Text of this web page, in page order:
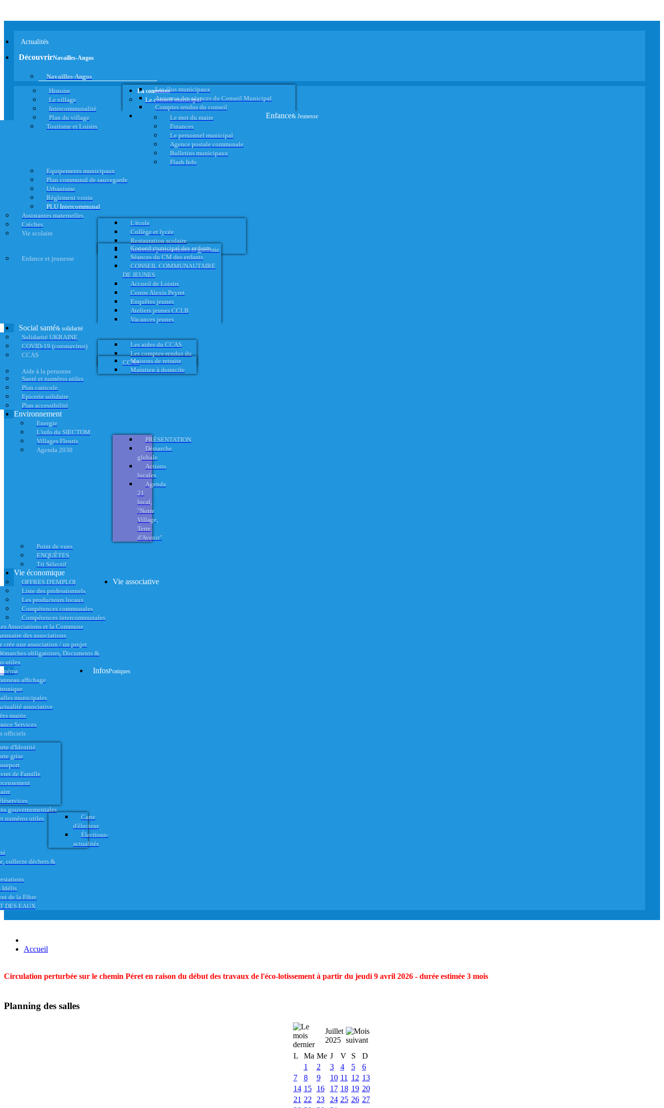
Actualités
DécouvrirNavailles-Angos
Navailles-Angos
Histoire
Le village
Intercommunalité
Plan du village
Tourisme et Loisirs
La commune
Le conseil municipal
Les élus municipaux
Annonce des séances du Conseil Municipal
Comptes rendus du conseil
Le mot du maire
Finances
Le personnel municipal
Agence postale communale
Bulletins municipaux
Flash Info
Equipements municipaux
Plan communal de sauvegarde
Urbanisme
Règlement voirie
PLU Intercommunal
Enfance& Jeunesse
Assistantes maternelles
Crèches
Vie scolaire
L'école
Collège et lycée
Restauration scolaire
Activités périscolaires et garderie
Enfance et jeunesse
Conseil municipal des enfants
Séances du CM des enfants
CONSEIL COMMUNAUTAIRE
DE JEUNES
Accueil de Loisirs
Centre Alexis Peyret
Enquêtes jeunes
Ateliers jeunes CCLB
Vacances jeunes
Social santé& solidarité
Solidarité UKRAINE
COVID-19 (coronavirus)
CCAS
Les aides du CCAS
Les comptes-rendus du
CCAS
Aide à la personne
Maisons de retraite
Maintien à domicile
Santé et numéros utiles
Plan canicule
Epicerie solidaire
Plan accessibilité
Environnement
Energie
L'info du SIECTOM
Villages Fleuris
Agenda 2030
PRÉSENTATION
Démarche
globale
Actions
locales
Agenda
21
local,
"Notre
Village,
Terre
d'Avenir"
Point de vues
ENQUÊTES
Tri Sélectif
Vie économique
OFFRES D'EMPLOI
Liste des professionnels
Les producteurs locaux
Compétences communales
Compétences intercommunales
Vie associative
Associations et la Commune
des associations
crée une association / un projet
obligatoires, Documents &
utiles
affichage
municipales
associative
InfosPratiques
mairie
Services
officiels
d'Identité
grise
de Famille
gouvernementales
numéros utiles
Carte
d'électeur
Élections-
actualités
collecte déchets &
Idélis
de la Fibre
DES EAUX
Accueil
Circulation perturbée sur le chemin Péret en raison du début des travaux de l'éco-lotissement à partir du jeudi 9 avril 2026 - durée estimée 3 mois
Planning des salles
Juillet
2025
L
Ma Me J V S
D
1
2 3 4 5
6
7
8 9 10 11 12 13
14 15 16 17 18 19 20
21 22 23 24 25 26 27